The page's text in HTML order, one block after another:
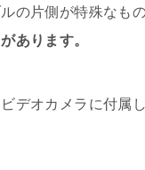
の片側が特殊なも
あります。
デオカメラに付属